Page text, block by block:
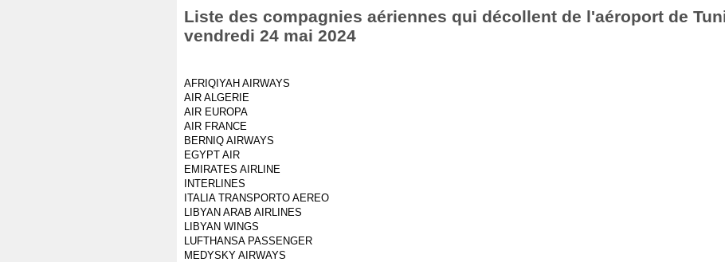
Liste des compagnies aériennes qui décollent de l'aéroport de
vendredi 24 mai 2024
AFRIQIYAH AIRWAYS
AIR ALGERIE
AIR EUROPA
AIR FRANCE
BERNIQ AIRWAYS
EGYPT AIR
EMIRATES AIRLINE
INTERLINES
ITALIA TRANSPORTO AEREO
LIBYAN ARAB AIRLINES
LIBYAN WINGS
LUFTHANSA PASSENGER
MEDYSKY AIRWAYS